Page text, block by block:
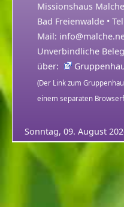
Missionshaus
Bad Freienwalde •
Mail:
Unverbindliche
über:
(Der Link zum
einem separaten
Sonntag, 09. August